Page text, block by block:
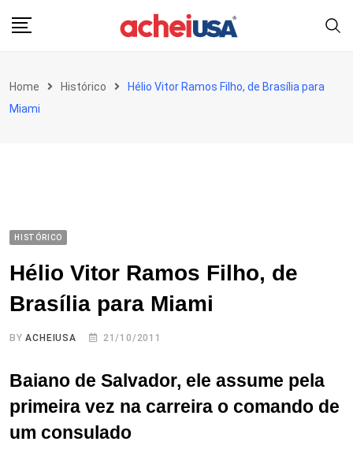
Home Histórico
Hélio Vitor Ramos Filho, de Brasília para
Miami
HISTÓRICO
Hélio Vitor Ramos Filho, de
Brasília para Miami
BYACHEIUSA 21/10/2011
Baiano de Salvador, ele assume pela
primeira vez na carreira o comando de
um consulado